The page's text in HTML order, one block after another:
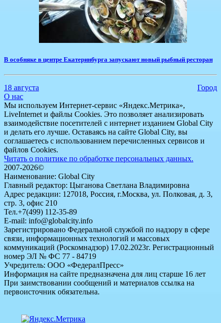
​В особняке в центре Екатеринбурга запускают новый рыбный ресторан
18 августа
Город
О нас
Мы используем Интернет-сервис «Яндекс.Метрика»,
LiveInternet и файлы Cookies. Это позволяет анализировать
взаимодействие посетителей с интернет изданием Global City
и делать его лучше. Оставаясь на сайте Global City, вы
соглашаетесь с использованием перечисленных сервисов и
файлов Cookies.
Читать о политике по обработке персональных данных.
2007-2026©
Наименование: Global City
Главный редактор: Цыганова Светлана Владимировна
Адрес редакции: 127018, Россия, г.Москва, ул. Полковая, д. 3,
стр. 3, офис 210
Тел.+7(499) 112-35-89
E-mail: info@globalcity.info
Зарегистрировано Федеральной службой по надзору в сфере
связи, информационных технологий и массовых
коммуникаций (Роскомнадзор) 17.02.2023г. Регистрационный
номер ЭЛ № ФС 77 - 84719
Учредитель: ООО «ФедералПресс»
Информация на сайте предназначена для лиц старше 16 лет
При заимствовании сообщений и материалов ссылка на
первоисточник обязательна.